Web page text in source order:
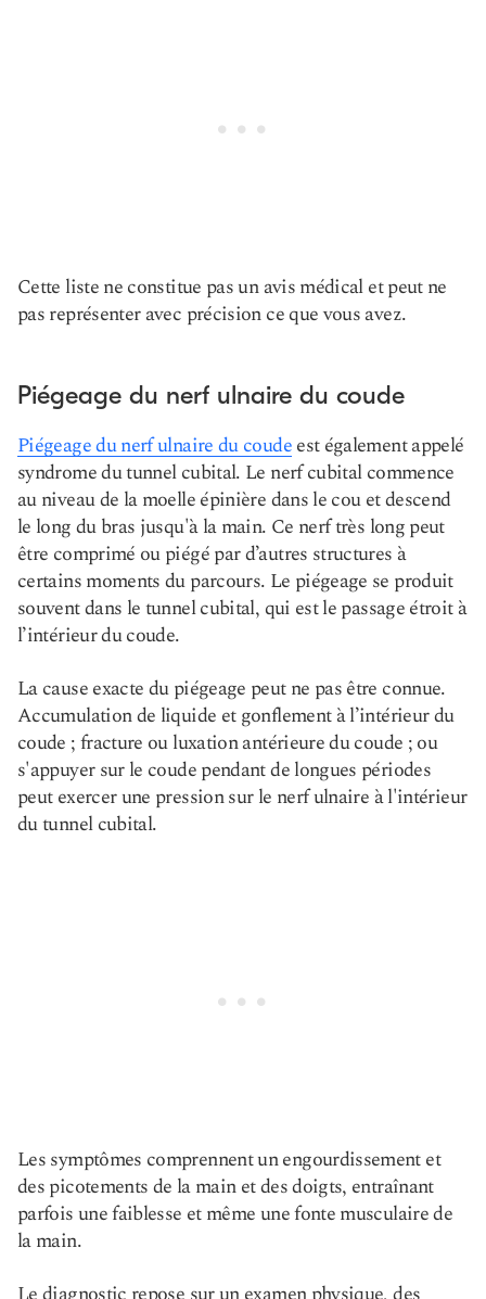
Cette liste ne constitue pas un avis médical et peut ne
pas représenter avec précision ce que vous avez.
Piégeage du nerf ulnaire du coude
Piégeage du nerf ulnaire du coudeest également appelé
syndrome du tunnel cubital. Le nerf cubital commence
au niveau de la moelle épinière dans le cou et descend
le long du bras jusqu'à la main. Ce nerf très long peut
être comprimé ou piégé par d’autres structures à
certains moments du parcours. Le piégeage se produit
souvent dans le tunnel cubital, qui est le passage étroit à
l’intérieur du coude.
La cause exacte du piégeage peut ne pas être connue.
Accumulation de liquide et gonflement à l’intérieur du
coude ; fracture ou luxation antérieure du coude ; ou
s'appuyer sur le coude pendant de longues périodes
peut exercer une pression sur le nerf ulnaire à l'intérieur
du tunnel cubital.
Les symptômes comprennent un engourdissement et
des picotements de la main et des doigts, entraînant
parfois une faiblesse et même une fonte musculaire de
la main.